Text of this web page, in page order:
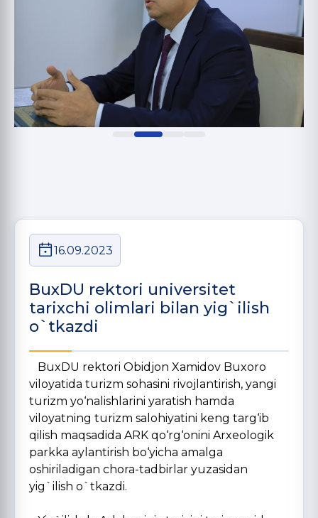
16.09.2023
BuxDU rektori universitet
tarixchi olimlari bilan yig`ilish
o`tkazdi
BuxDU rektori Obidjon Xamidov Buxoro
viloyatida turizm sohasini rivojlantirish, yangi
turizm yo‘nalishlarini yaratish hamda
viloyatning turizm salohiyatini keng targ‘ib
qilish maqsadida ARK qo‘rg‘onini Arxeologik
parkka aylantirish bo‘yicha amalga
oshiriladigan chora-tadbirlar yuzasidan
yig`ilish o`tkazdi.